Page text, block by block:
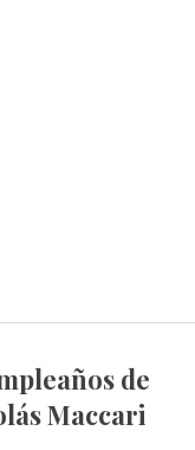
Maccari